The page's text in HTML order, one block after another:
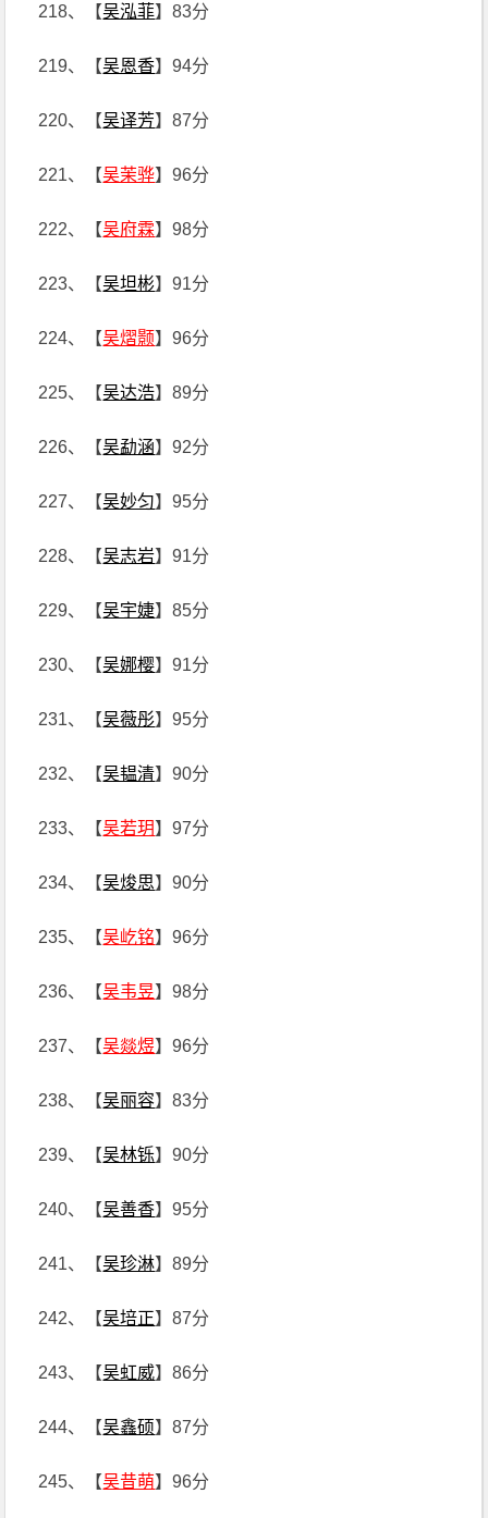
218、【吴泓菲】83分
219、【吴恩香】94分
220、【吴译芳】87分
221、【吴茉骅】96分
222、【吴府霖】98分
223、【吴坦彬】91分
224、【吴熠颢】96分
225、【吴达浩】89分
226、【吴勐涵】92分
227、【吴妙匀】95分
228、【吴志岩】91分
229、【吴宇婕】85分
230、【吴娜樱】91分
231、【吴薇彤】95分
232、【吴韫清】90分
233、【吴若玥】97分
234、【吴焌思】90分
235、【吴屹铭】96分
236、【吴韦昱】98分
237、【吴燚煜】96分
238、【吴丽容】83分
239、【吴林铄】90分
240、【吴善香】95分
241、【吴珍淋】89分
242、【吴培正】87分
243、【吴虹威】86分
244、【吴鑫硕】87分
245、【吴昔萌】96分